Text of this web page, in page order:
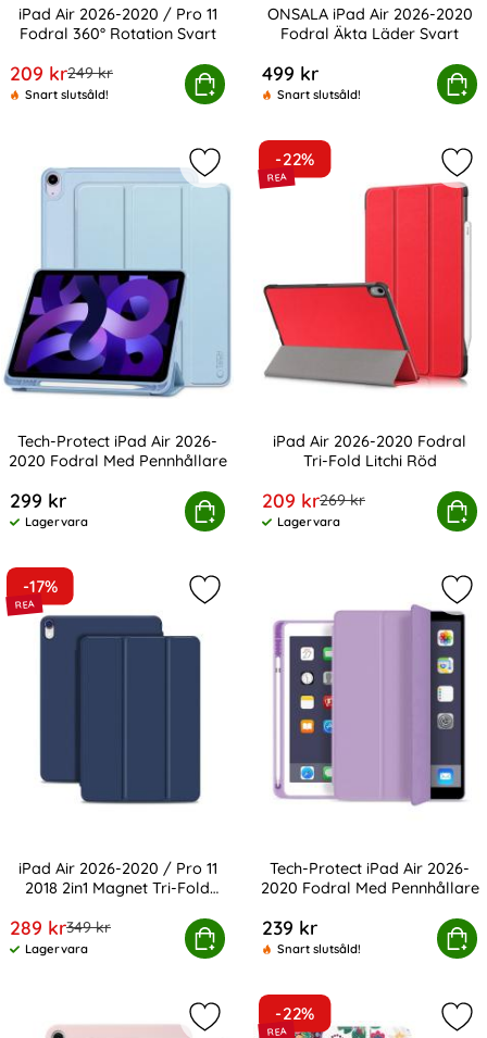
iPad Air 2026-2020 / Pro 11
Fodral 360° Rotation Svart
rea pris
209 krtidigare pris
249 kr
Snart slutsåld!
Köp
Air 2026-2020 / Pro 11 Fodral 360° Rotation Svart
ONSALA iPad Air 2026-2020
Fodral Äkta Läder Svart
499 kr
Snart slutsåld!
Köp
ONSALA iPad Air 2026-
Tech-Protect iPad Air 2026-
2020 Fodral Med Pennhållare
299 kr
Tillgänglighet:
Lagervara
Köp
Protect iPad Air 2026-2020 Fodral Med Pennhållare
Markera tech-Protect iPad Air
-22%
iPad Air 2026-2020 Fodral
Tri-Fold Litchi Röd
rea pris
209 krtidigare pris
269 kr
Tillgänglighet:
Lagervara
Köp
iPad Air 2026-2020
-17%
iPad Air 2026-2020 / Pro 11
2018 2in1 Magnet Tri-Fold
rea pris
289 krtidigare pris
349 kr
Tillgänglighet:
Lagervara
Köp
2026-2020 / Pro 11 2018 2in1 Magnet Tri-Fold Fodral
Markera iPad Air 2026-2020 / Pro
Tech-Protect iPad Air 2026-
2020 Fodral Med Pennhållare
239 kr
Snart slutsåld!
Köp
Tech-Protect iPad Air 2026-
Markera tech-Protect iPad Air
-22%